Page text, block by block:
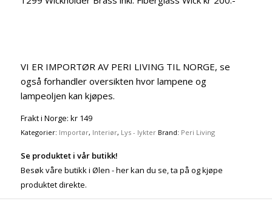
VI ER IMPORTØR AV PERI LIVING TIL NORGE, se
også forhandler oversikten hvor lampene og
lampeoljen kan kjøpes.
Frakt i Norge: kr 149
Kategorier: Importør, Interiør, Lys - lykter Brand: Peri Living
Se produktet i vår butikk!
Besøk våre butikk i Ølen - her kan du se, ta på og kjøpe
produktet direkte.